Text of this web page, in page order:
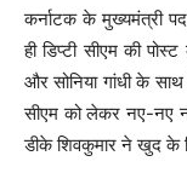
कर्नाटक के मुख्यमंत्री
ही डिप्टी सीएम की
और सोनिया गांधी के साथ
सीएम को लेकर नए-नए
डीके शिवकुमार ने खुद के